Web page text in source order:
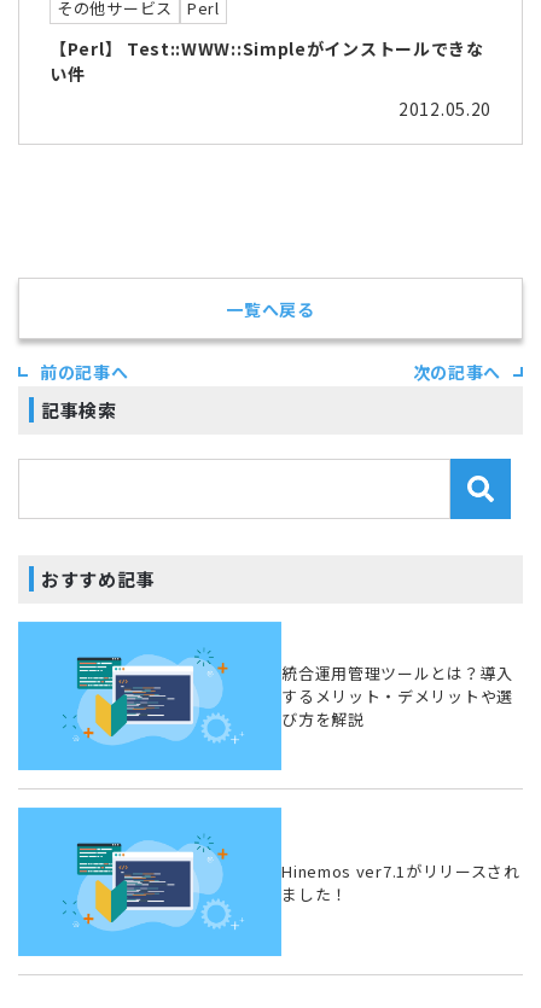
その他サービス Perl
【Perl】 Test::WWW::Simpleがインストールできな
い件
2012.05.20
前の記事へ
一覧へ戻る
次の記事へ
記事検索
おすすめ記事
統合運用管理ツールとは？導入
するメリット・デメリットや選
び方を解説
Hinemos ver7.1がリリースされ
ました！